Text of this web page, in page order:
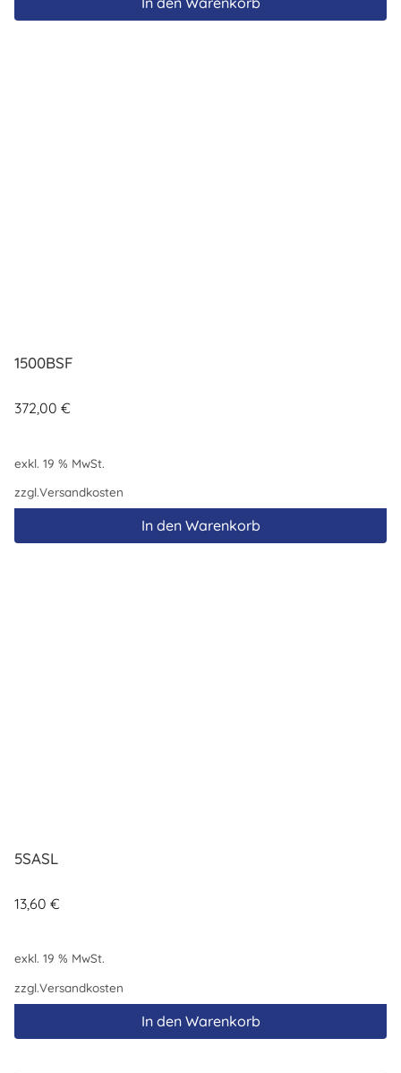
1500BSF
372,00 €
exkl. 19 % MwSt.
zzgl.Versandkosten
In den Warenkorb
5SASL
13,60 €
exkl. 19 % MwSt.
zzgl.Versandkosten
In den Warenkorb